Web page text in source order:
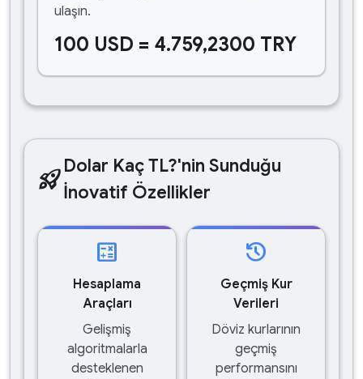
ulaşın.
100 USD = 4.759,2300 TRY
rocket_launchDolar Kaç TL?'nin Sunduğu
İnovatif Özellikler
calculate
Hesaplama
Araçları
Gelişmiş
algoritmalarla
desteklenen
history
Geçmiş Kur
Verileri
Döviz kurlarının
geçmiş
performansını